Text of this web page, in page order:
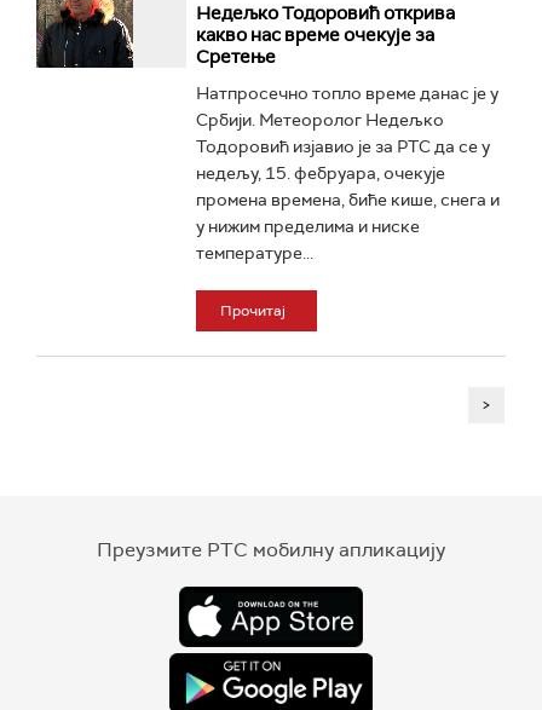
Недељко Тодоровић открива
какво нас време очекује за
Сретење
Натпросечно топло време данас је у
Србији. Метеоролог Недељко
Тодоровић изјавио је за РТС да се у
недељу, 15. фебруара, очекује
промена времена, биће кише, снега и
у нижим пределима и ниске
температуре...
Прочитај
>
Преузмите РТС мобилну апликацију